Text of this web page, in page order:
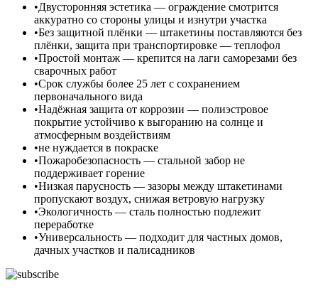
Двусторонняя эстетика — ограждение смотрится
аккуратно со стороны улицы и изнутри участка
Без защитной плёнки — штакетины поставляются без
плёнки, защита при транспортировке — теплофол
Простой монтаж — крепится на лаги саморезами без
сварочных работ
Срок службы более 25 лет с сохранением
первоначального вида
Надёжная защита от коррозии — полиэстровое
покрытие устойчиво к выгоранию на солнце и
атмосферным воздействиям
не нуждается в покраске
Пожаробезопасность — стальной забор не
поддерживает горение
Низкая парусность — зазоры между штакетинами
пропускают воздух, снижая ветровую нагрузку
Экологичность — сталь полностью подлежит
переработке
Универсальность — подходит для частных домов,
дачных участков и палисадников